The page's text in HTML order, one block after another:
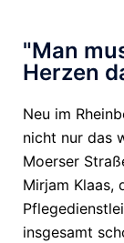
"Man
Herzen
Neu im
nicht nur das
Moerser
Mirjam Klaas,
insgesamt